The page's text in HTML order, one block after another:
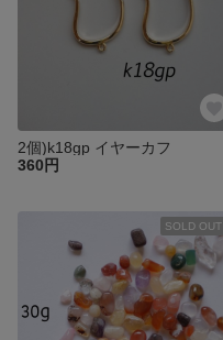
2個)k18gp イヤーカフ
360円
SOLD OUT